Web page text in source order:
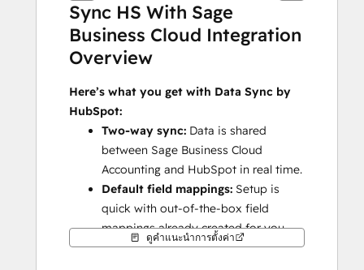
Sync HS With Sage
Business Cloud Integration
Overview
Here’s what you get with Data Sync by
HubSpot:
Two-way sync: Data is shared
between Sage Business Cloud
Accounting and HubSpot in real time.
Default field mappings: Setup is
quick with out-of-the-box field
mappings already created for you.
ดูคำแนะนำการตั้งค่า